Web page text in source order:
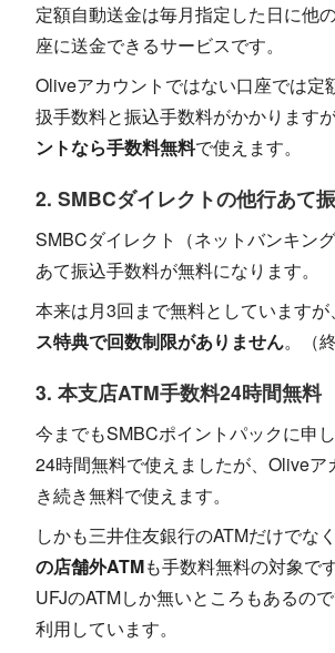
定額自動送金は毎月指定した日に他
座に送金できるサービスです。
Oliveアカウントではない口座では定
扱手数料と振込手数料がかかりますが
ントなら手数料無料で使えます。
2. SMBCダイレクトの他行あて
SMBCダイレクト（ネットバンキン
あて振込手数料が無料になります。
本来は月3回まで無料としていますが、
ス特典で回数制限がありません。（
3. 本支店ATM手数料24時間無料
今までもSMBCポイントパックに申
24時間無料で使えましたが、Oliveア
き続き無料で使えます。
しかも三井住友銀行のATMだけでなく
の店舗外ATMも手数料無料の対象で
UFJのATMしか無いところもあるの
利用しています。